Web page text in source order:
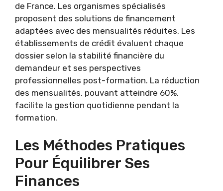
de France. Les organismes spécialisés
proposent des solutions de financement
adaptées avec des mensualités réduites. Les
établissements de crédit évaluent chaque
dossier selon la stabilité financière du
demandeur et ses perspectives
professionnelles post-formation. La réduction
des mensualités, pouvant atteindre 60%,
facilite la gestion quotidienne pendant la
formation.
Les Méthodes Pratiques
Pour Équilibrer Ses
Finances